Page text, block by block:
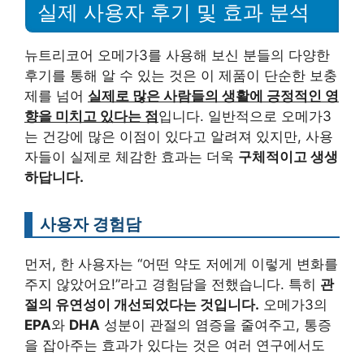
실제 사용자 후기 및 효과 분석
뉴트리코어 오메가3를 사용해 보신 분들의 다양한
후기를 통해 알 수 있는 것은 이 제품이 단순한 보충
제를 넘어 실제로 많은 사람들의 생활에 긍정적인 영
향을 미치고 있다는 점 입니다. 일반적으로 오메가3
는 건강에 많은 이점이 있다고 알려져 있지만, 사용
자들이 실제로 체감한 효과는 더욱 구체적이고 생생
하답니다.
사용자 경험담
먼저, 한 사용자는 “어떤 약도 저에게 이렇게 변화를
주지 않았어요!”라고 경험담을 전했습니다. 특히 관
절의 유연성이 개선되었다는 것입니다. 오메가3의
EPA와 DHA 성분이 관절의 염증을 줄여주고, 통증
을 잡아주는 효과가 있다는 것은 여러 연구에서도